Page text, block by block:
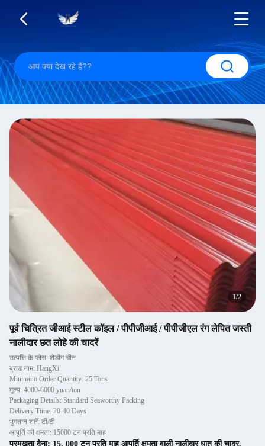
1/2
पूर्व चित्रित जीआई स्टील कॉइल / पीपीजीआई / पीपीजीएल रंग लेपित जस्ती
नालीदार छत लोहे की चादरें
उत्पत्ति के प्लेस: शेडोंग चीन
ब्रांड नाम: HangXi
Minimum Order Quantity: 25 Tons
मूल्य: 4000-6000 yuan/ton
Packaging Details: Standard Seaworthy Packing
Delivery Time: 20-40 Days
भुगतान शर्तें: टी/टी
आपूर्ति की क्षमता: 15000 टन प्रति माह
प्रमुखता देना: 15, 000 टन प्रति माह आपूर्ति क्षमता वाली नालीदार धातु की चादर,